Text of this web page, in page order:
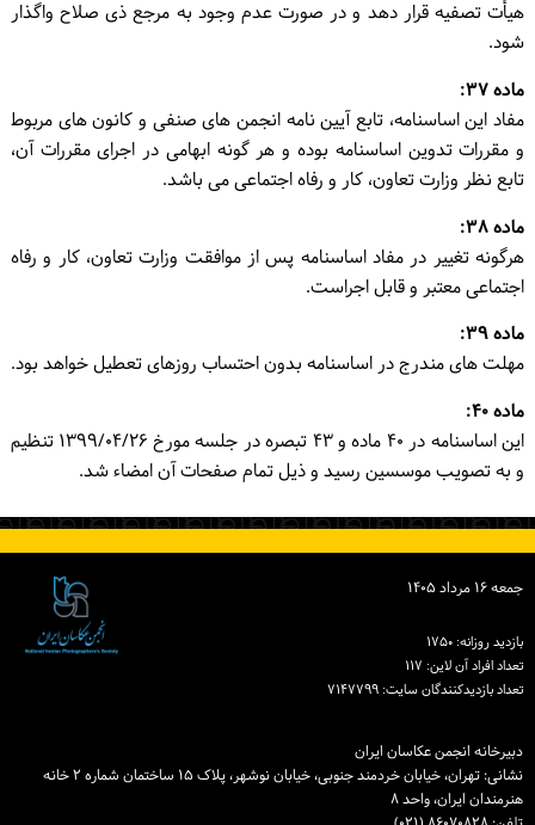
هیأت تصفیه قرار دهد و در صورت عدم وجود به مرجع ذی صلاح واگذار
شود.
ماده ۳۷:
مفاد این اساسنامه، تابع آیین نامه انجمن های صنفی و کانون های مربوط
و مقررات تدوین اساسنامه بوده و هر گونه ابهامی در اجرای مقررات آن،
تابع نظر وزارت تعاون، کار و رفاه اجتماعی می باشد.
ماده ۳۸:
هرگونه تغییر در مفاد اساسنامه پس از موافقت وزارت تعاون، کار و رفاه
اجتماعی معتبر و قابل اجراست.
ماده ۳۹:
مهلت های مندرج در اساسنامه بدون احتساب روزهای تعطیل خواهد بود.
ماده ۴۰:
این اساسنامه در ۴۰ ماده و ۴۳ تبصره در جلسه مورخ ۱۳۹۹/۰۴/۲۶ تنظیم
و به تصویب موسسین رسید و ذیل تمام صفحات آن امضاء شد.
جمعه ۱۶ مرداد ۱۴۰۵
بازدید روزانه: ۱۷۵۰
تعداد افراد آن لاین: ۱۱۷
تعداد بازدیدكنندگان سایت: ۷۱۴۷۷۹۹
دبیرخانه انجمن عکاسان ایران
نشانی: تهران، خیابان خردمند جنوبی، خیابان نوشهر، پلاک ۱۵ ساختمان شماره ۲ خانه
هنرمندان ایران، واحد ۸